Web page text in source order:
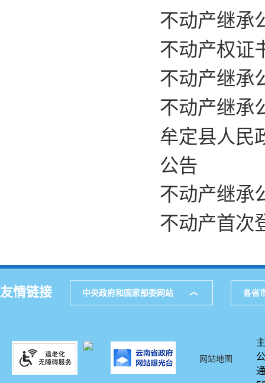
不动产继承
不动产权证
不动产继承
不动产继承
牟定县人民
公告
不动产继承
不动产首次
友情链接 中央政府和国家部委网站 各省
网站地图